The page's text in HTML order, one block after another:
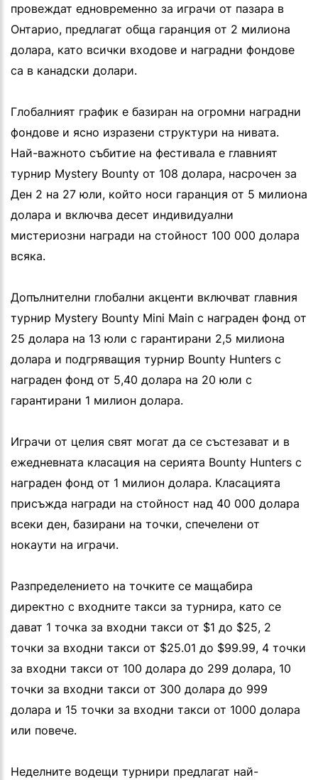
провеждат едновременно за играчи от пазара в
Онтарио, предлагат обща гаранция от 2 милиона
долара, като всички входове и наградни фондове
са в канадски долари.
Глобалният график е базиран на огромни наградни
фондове и ясно изразени структури на нивата.
Най-важното събитие на фестивала е главният
турнир Mystery Bounty от 108 долара, насрочен за
Ден 2 на 27 юли, който носи гаранция от 5 милиона
долара и включва десет индивидуални
мистериозни награди на стойност 100 000 долара
всяка.
Допълнителни глобални акценти включват главния
турнир Mystery Bounty Mini Main с награден фонд от
25 долара на 13 юли с гарантирани 2,5 милиона
долара и подгряващия турнир Bounty Hunters с
награден фонд от 5,40 долара на 20 юли с
гарантирани 1 милион долара.
Играчи от целия свят могат да се състезават и в
ежедневната класация на серията Bounty Hunters с
награден фонд от 1 милион долара. Класацията
присъжда награди на стойност над 40 000 долара
всеки ден, базирани на точки, спечелени от
нокаути на играчи.
Разпределението на точките се мащабира
директно с входните такси за турнира, като се
дават 1 точка за входни такси от $1 до $25, 2
точки за входни такси от $25.01 до $99.99, 4 точки
за входни такси от 100 долара до 299 долара, 10
точки за входни такси от 300 долара до 999
долара и 15 точки за входни такси от 1000 долара
или повече.
Неделните водещи турнири предлагат най-